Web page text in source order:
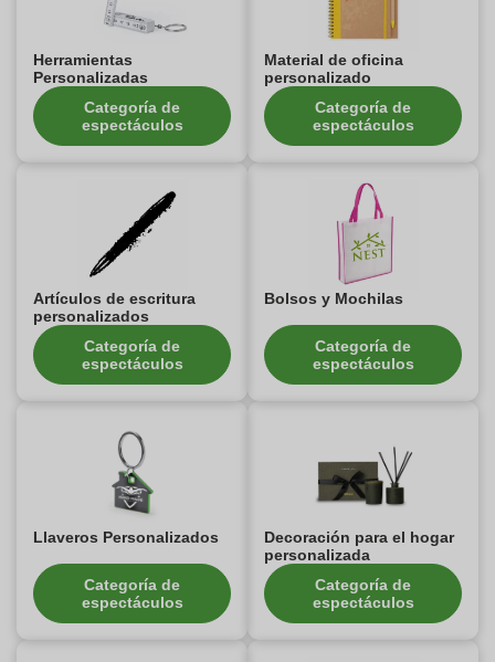
Herramientas
Personalizadas
Categoría de
espectáculos
Material de oficina
personalizado
Categoría de
espectáculos
Artículos de escritura
personalizados
Categoría de
espectáculos
Bolsos y Mochilas
Categoría de
espectáculos
Llaveros Personalizados
Categoría de
espectáculos
Decoración para el hogar
personalizada
Categoría de
espectáculos